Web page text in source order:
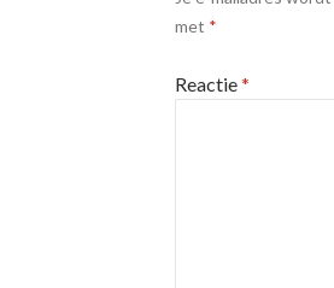
met *
Reactie*